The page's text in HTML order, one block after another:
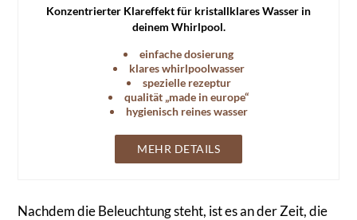
Konzentrierter Klareffekt für kristallklares Wasser in
deinem Whirlpool.
einfache dosierung
klares whirlpoolwasser
spezielle rezeptur
qualität „made in europe“
hygienisch reines wasser
MEHR DETAILS
Nachdem die Beleuchtung steht, ist es an der Zeit, die